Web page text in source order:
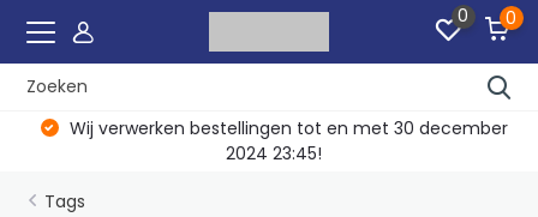
0 0
Wij verwerken bestellingen tot en met 30 december
2024 23:45!
Tags